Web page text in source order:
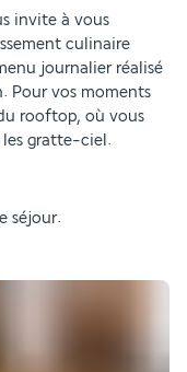
invite à vous
culinaire
journalier réalisé
Pour vos moments
rooftop, où vous
les gratte-ciel.
séjour.